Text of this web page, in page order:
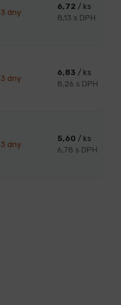
3 dny
6,72 / ks
8,13 s DPH
3 dny
6,83 / ks
8,26 s DPH
3 dny
5,60 / ks
6,78 s DPH